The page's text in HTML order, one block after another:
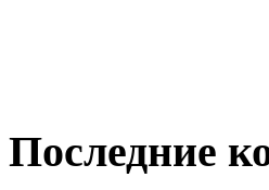
Последние